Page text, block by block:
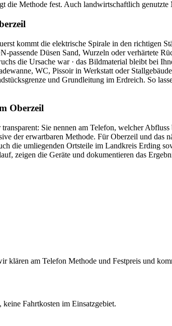
die Methode fest. Auch landwirtschaftlich
kommt die elektrische Spirale in den richtigen
passende Düsen Sand, Wurzeln oder verhärtete
die Ursache war · das Bildmaterial bleibt bei
WC, Pissoir in Werkstatt oder
und Grundleitung im Erdreich. So
Oberzeil
Sie nennen am Telefon, welcher
der erwartbaren Methode. Für Oberzeil und
die umliegenden Ortsteile im Landkreis Erding
zeigen die Geräte und dokumentieren das
klären am Telefon Methode und Festpreis und
Fahrtkosten im Einsatzgebiet.